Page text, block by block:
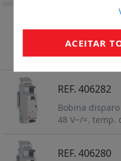
Bobina de
- 1 module
REF. 406282
Bobina
48 V~/=. temp.
REF. 406280
ACEITAR